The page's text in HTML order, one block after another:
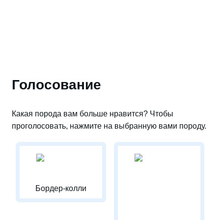
Голосование
Какая порода вам больше нравится? Чтобы
проголосовать, нажмите на выбранную вами породу.
Бордер-колли